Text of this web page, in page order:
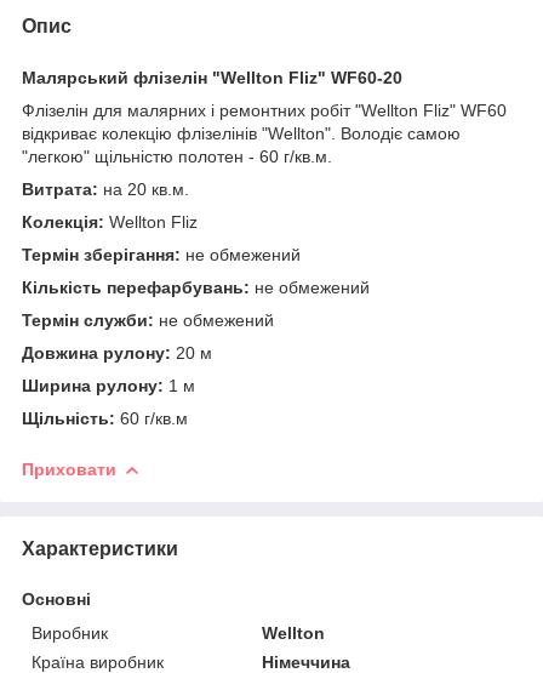
Опис
Малярський флізелін "Wellton Fliz" WF60-20
Флізелін для малярних і ремонтних робіт "Wellton Fliz" WF60
відкриває колекцію флізелінів "Wellton". Володіє самою
"легкою" щільністю полотен - 60 г/кв.м.
Витрата: на 20 кв.м.
Колекція: Wellton Fliz
Термін зберігання: не обмежений
Кількість перефарбувань: не обмежений
Термін служби: не обмежений
Довжина рулону: 20 м
Ширина рулону: 1 м
Щільність: 60 г/кв.м
Приховати
Характеристики
Основні
Виробник
Wellton
Країна виробник
Німеччина